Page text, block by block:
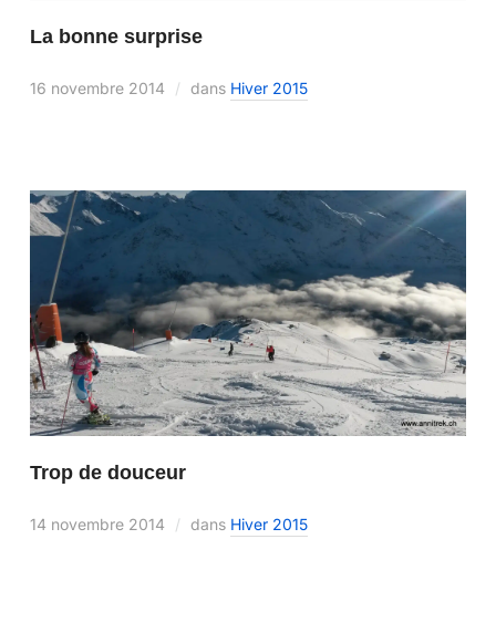
La bonne surprise
16 novembre 2014 dans Hiver 2015
Trop de douceur
14 novembre 2014 dans Hiver 2015